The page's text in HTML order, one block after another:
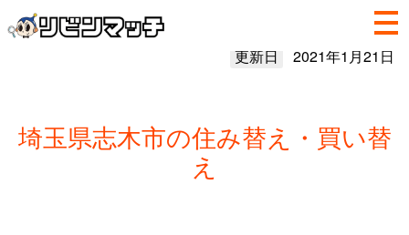
更新日 2021年1月21日
埼玉県志木市の住み替え・買い替
え